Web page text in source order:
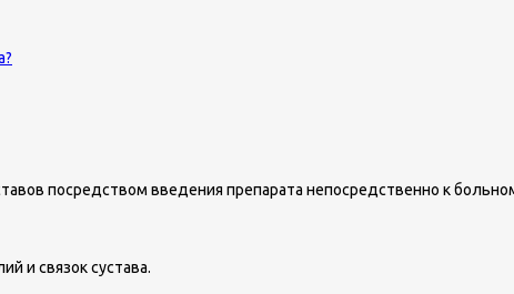
посредством введения препарата непосредственно к
и связок сустава.